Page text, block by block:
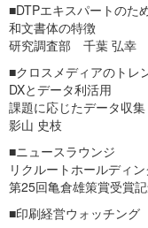
■DTPエキスパートのた
和文書体の特徴
研究調査部 千葉 弘幸
■クロスメディアのトレ
DXとデータ利活用
課題に応じたデータ収集
影山 史枝
■ニュースラウンジ
リクルートホールディ
第25回亀倉雄策賞受賞
■印刷経営ウォッチング